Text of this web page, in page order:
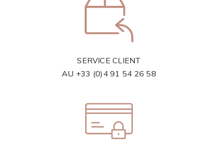
SERVICE CLIENT
AU +33 (0)4 91 54 26 58